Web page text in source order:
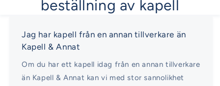
beställning av kapell
Jag har kapell från en annan tillverkare än
Kapell & Annat
Om du har ett kapell idag från en annan tillverkare
än Kapell & Annat kan vi med stor sannolikhet